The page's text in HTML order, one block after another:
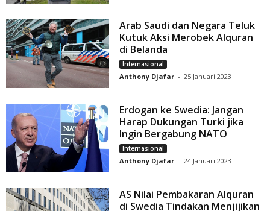
Arab Saudi dan Negara Teluk
Kutuk Aksi Merobek Alquran
di Belanda
Internasional
Anthony Djafar - 25 Januari 2023
Erdogan ke Swedia: Jangan
Harap Dukungan Turki jika
Ingin Bergabung NATO
Internasional
Anthony Djafar - 24 Januari 2023
AS Nilai Pembakaran Alquran
di Swedia Tindakan Menjijikan